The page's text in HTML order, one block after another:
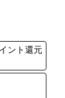
ント還元